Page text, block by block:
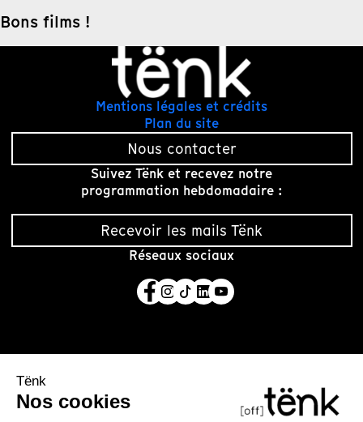
Bons films !
Mentions légales et crédits
Plan du site
Nous contacter
Suivez Tënk et recevez notre
programmation hebdomadaire :
Recevoir les mails Tënk
Réseaux sociaux